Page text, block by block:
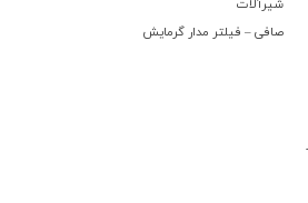
شیرآلات
صافی – فیلتر مدار گرمایش